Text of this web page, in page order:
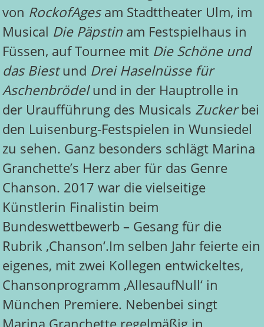
von RockofAgesam Stadttheater Ulm, im
Musical Die Päpstin am Festspielhaus in
Füssen, auf Tournee mit Die Schöne und
das Biestund Drei Haselnüsse für
Aschenbrödelund in der Hauptrolle in
der Uraufführung des Musicals Zuckerbei
den Luisenburg-Festspielen in Wunsiedel
zu sehen. Ganz besonders schlägt Marina
Granchette’s Herz aber für das Genre
Chanson. 2017 war die vielseitige
Künstlerin Finalistin beim
Bundeswettbewerb – Gesang für die
Rubrik ‚Chanson‘.Im selben Jahr feierte ein
eigenes, mit zwei Kollegen entwickeltes,
Chansonprogramm ‚AllesaufNull‘ in
München Premiere. Nebenbei singt